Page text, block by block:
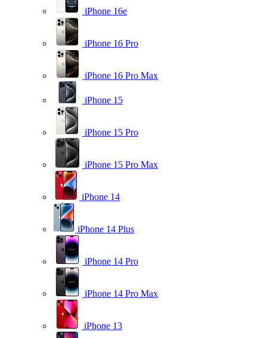
iPhone 16e
iPhone 16 Pro
iPhone 16 Pro Max
iPhone 15
iPhone 15 Pro
iPhone 15 Pro Max
iPhone 14
iPhone 14 Plus
iPhone 14 Pro
iPhone 14 Pro Max
iPhone 13